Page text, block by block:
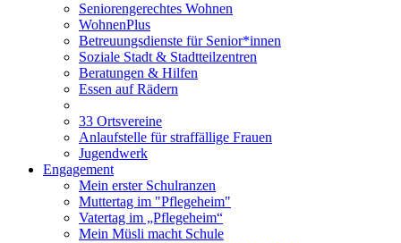
Seniorengerechtes Wohnen
WohnenPlus
Betreuungsdienste für Senior*innen
Soziale Stadt & Stadtteilzentren
Beratungen & Hilfen
Essen auf Rädern
33 Ortsvereine
Anlaufstelle für straffällige Frauen
Jugendwerk
Engagement
Mein erster Schulranzen
Muttertag im "Pflegeheim"
Vatertag im „Pflegeheim“
Mein Müsli macht Schule